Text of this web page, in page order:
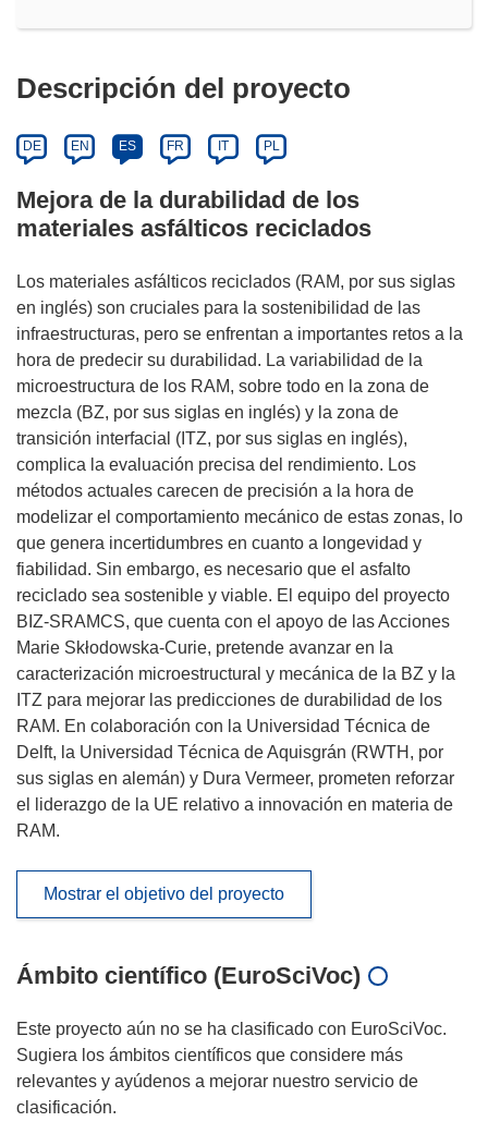
Descripción del proyecto
DE EN ES FR IT PL
Mejora de la durabilidad de los
materiales asfálticos reciclados
Los materiales asfálticos reciclados (RAM, por sus siglas
en inglés) son cruciales para la sostenibilidad de las
infraestructuras, pero se enfrentan a importantes retos a la
hora de predecir su durabilidad. La variabilidad de la
microestructura de los RAM, sobre todo en la zona de
mezcla (BZ, por sus siglas en inglés) y la zona de
transición interfacial (ITZ, por sus siglas en inglés),
complica la evaluación precisa del rendimiento. Los
métodos actuales carecen de precisión a la hora de
modelizar el comportamiento mecánico de estas zonas, lo
que genera incertidumbres en cuanto a longevidad y
fiabilidad. Sin embargo, es necesario que el asfalto
reciclado sea sostenible y viable. El equipo del proyecto
BIZ-SRAMCS, que cuenta con el apoyo de las Acciones
Marie Skłodowska-Curie, pretende avanzar en la
caracterización microestructural y mecánica de la BZ y la
ITZ para mejorar las predicciones de durabilidad de los
RAM. En colaboración con la Universidad Técnica de
Delft, la Universidad Técnica de Aquisgrán (RWTH, por
sus siglas en alemán) y Dura Vermeer, prometen reforzar
el liderazgo de la UE relativo a innovación en materia de
RAM.
Mostrar el objetivo del proyecto
Ámbito científico (EuroSciVoc)
Este proyecto aún no se ha clasificado con EuroSciVoc.
Sugiera los ámbitos científicos que considere más
relevantes y ayúdenos a mejorar nuestro servicio de
clasificación.